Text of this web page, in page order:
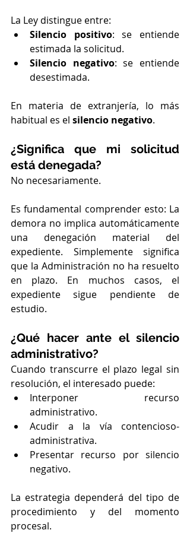
La Ley distingue entre:
Silencio positivo: se entiende
estimada la solicitud.
Silencio negativo: se entiende
desestimada.
En materia de extranjería, lo más
habitual es el silencio negativo.
¿Significa que mi solicitud
está denegada?
No necesariamente.
Es fundamental comprender esto: La
demora no implica automáticamente
una denegación material del
expediente. Simplemente significa
que la Administración no ha resuelto
en plazo. En muchos casos, el
expediente sigue pendiente de
estudio.
¿Qué hacer ante el silencio
administrativo?
Cuando transcurre el plazo legal sin
resolución, el interesado puede:
Interponer recurso
administrativo.
Acudir a la vía contencioso-
administrativa.
Presentar recurso por silencio
negativo.
La estrategia dependerá del tipo de
procedimiento y del momento
procesal.